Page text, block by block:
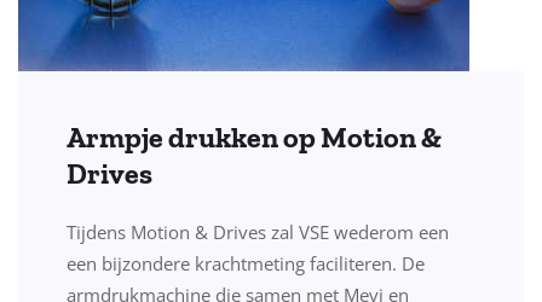
Armpje drukken op Motion &
Drives
Tijdens Motion & Drives zal VSE wederom een
een bijzondere krachtmeting faciliteren. De
armdrukmachine die samen met Mevi en